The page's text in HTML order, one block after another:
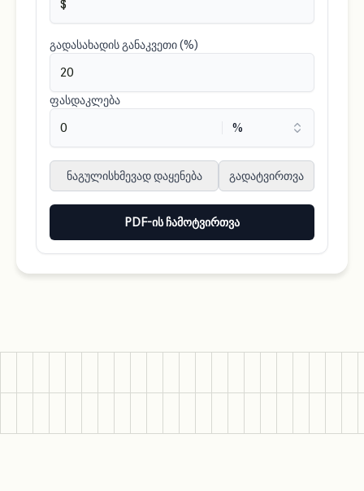
გადასახადის განაკვეთი (%)
ფასდაკლება
ნაგულისხმევად დაყენება გადატვირთვა
PDF-ის ჩამოტვირთვა